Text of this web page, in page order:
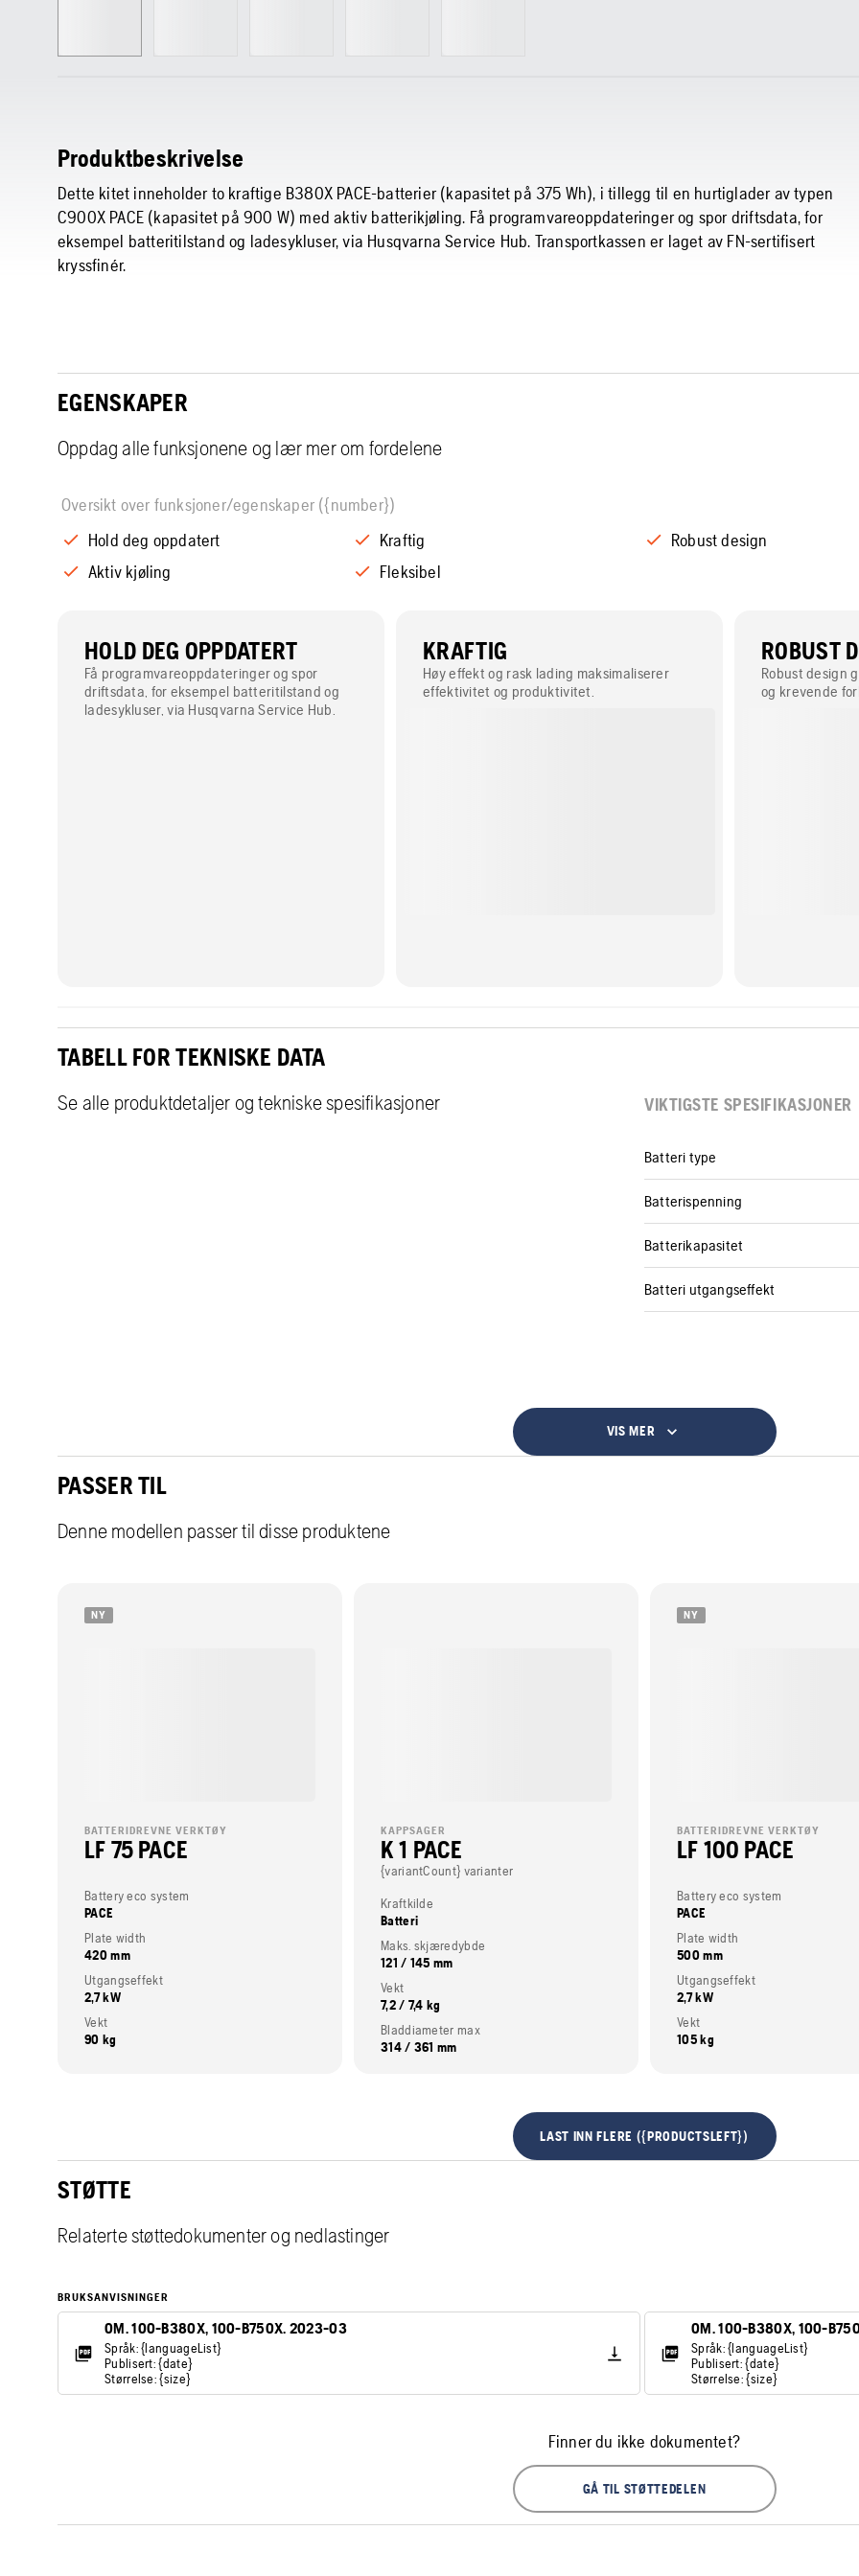
Produktbeskrivelse
Dette kitet inneholder to kraftige B380X PACE-batterier (kapasitet på 375 Wh), i tillegg til en hurtiglader av typen
C900X PACE (kapasitet på 900 W) med aktiv batterikjøling. Få programvareoppdateringer og spor driftsdata, for
eksempel batteritilstand og ladesykluser, via Husqvarna Service Hub. Transportkassen er laget av FN-sertifisert
kryssfinér.
EGENSKAPER
Oppdag alle funksjonene og lær mer om fordelene
Oversikt over funksjoner/egenskaper ({number})
Hold deg oppdatert
Kraftig Robust design
Aktiv kjøling
Fleksibel
HOLD DEG OPPDATERT
Få programvareoppdateringer og spor
driftsdata, for eksempel batteritilstand og
ladesykluser, via Husqvarna Service Hub.
KRAFTIG
Høy effekt og rask lading maksimaliserer
effektivitet og produktivitet.
ROBUST
Robust design
og krevende
TABELL FOR TEKNISKE DATA
Se alle produktdetaljer og tekniske spesifikasjoner VIKTIGSTE SPESIFIKASJONER
Batteri type
Batterispenning
Batterikapasitet
Batteri utgangseffekt
VIS MER
PASSER TIL
Denne modellen passer til disse produktene
NY
BATTERIDREVNE VERKTØY
LF 75 PACE
Battery eco system
PACE
Plate width
420 mm
Utgangseffekt
2,7 kW
Vekt
90 kg
KAPPSAGER
K 1 PACE
{variantCount} varianter
Kraftkilde
Batteri
Maks. skjæredybde
121 / 145 mm
Vekt
7,2 / 7,4 kg
Bladdiameter max
314 / 361 mm
NY
BATTERIDREVNE VERKTØY
LF 100 PACE
Battery eco system
PACE
Plate width
500 mm
Utgangseffekt
2,7 kW
Vekt
105 kg
LAST INN FLERE ({PRODUCTSLEFT})
STØTTE
Relaterte støttedokumenter og nedlastinger
BRUKSANVISNINGER
OM. 100-B380X, 100-B750X. 2023-03
Språk: {languageList}
Publisert: {date}
Størrelse: {size}
OM. 100-B380X, 100-
Språk: {languageList}
Publisert: {date}
Størrelse: {size}
Finner du ikke dokumentet?
GÅ TIL STØTTEDELEN